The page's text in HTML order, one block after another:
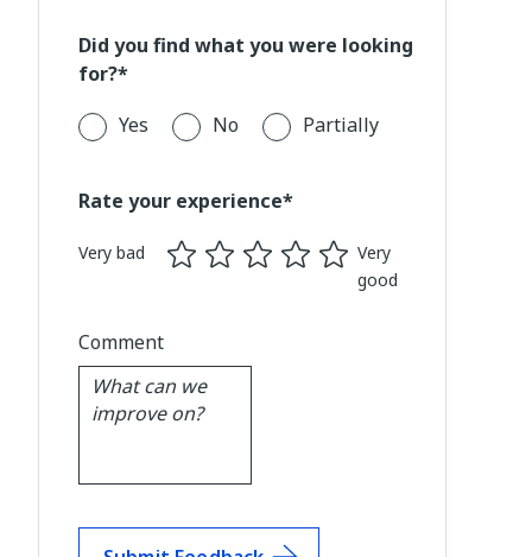
Did you find what you were looking
for?*
Yes
No Partially
Rate your experience*
Very bad
Very
good
Comment